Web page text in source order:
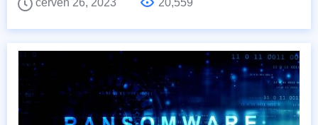
červen 26, 2023
20,559